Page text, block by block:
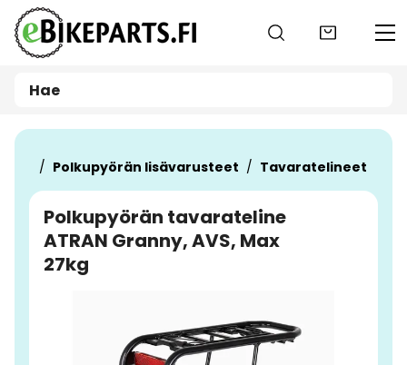
Siirry pääsisältöön
Polkupyörän lisävarusteet Tavaratelineet
Polkupyörän tavarateline
ATRAN Granny, AVS, Max
27kg